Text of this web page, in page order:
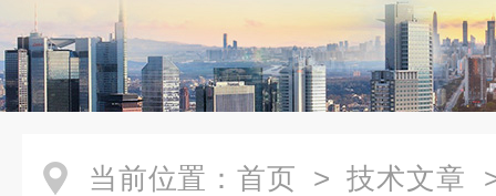
当前位置： 首页 > 技术文章